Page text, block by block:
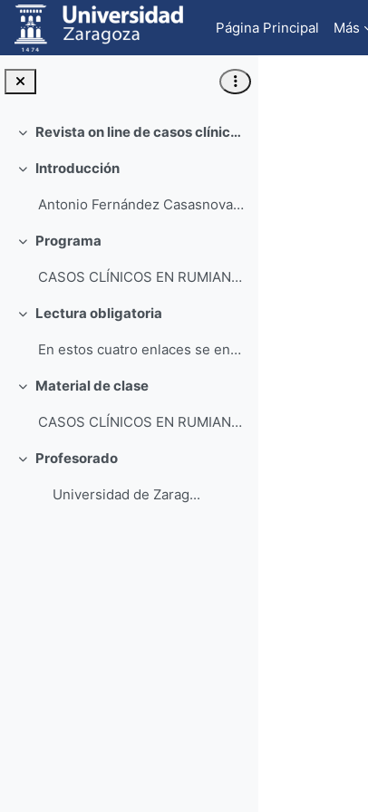
Salta al contenido principal
Página Principal
Más
Colapsar Revista on line de casos clínicos de medicina veterinaria
Colapsar
Introducción
Antonio Fernández Casasnovas Juan José Ram...
Colapsar
Programa
CASOS CLÍNICOS EN RUMIANTES Caso I. Corderos en...
Colapsar
Lectura obligatoria
En estos cuatro enlaces se encuentra información...
Colapsar
Material de clase
CASOS CLÍNICOS EN RUMIANTES MC-R-001. Caso I: C...
Colapsar
Profesorado
Universidad de Zarag...